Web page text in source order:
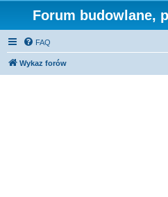
Forum budowlane,
FAQ
Wykaz forów